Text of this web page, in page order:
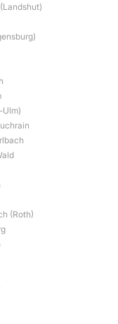
Ulm)
(Roth)